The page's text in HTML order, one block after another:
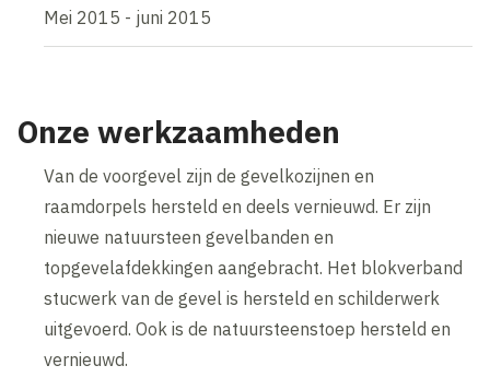
Mei 2015 - juni 2015
Onze werkzaamheden
Van de voorgevel zijn de gevelkozijnen en
raamdorpels hersteld en deels vernieuwd. Er zijn
nieuwe natuursteen gevelbanden en
topgevelafdekkingen aangebracht. Het blokverband
stucwerk van de gevel is hersteld en schilderwerk
uitgevoerd. Ook is de natuursteenstoep hersteld en
vernieuwd.